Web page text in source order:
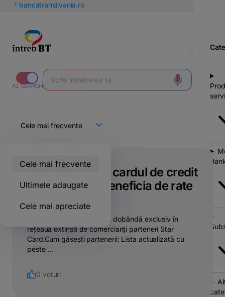
latineștibancatransilvania.ro
Cele mai frecvente
Ultimele adaugate
Cele mai apreciate
Unde pot folosi cardul de credit
Star pentru a beneficia de rate
fără dobândă?
Poți beneficia de rate fără dobândă exclusiv în
rețeaua extinsă de comercianți parteneri Star
Card.Cum găsești partenerii: Lista actualizată cu
peste ...
0 voturi